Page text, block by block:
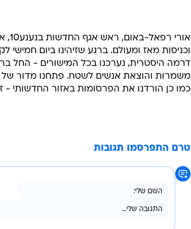
וכניסות מאז ומעולם. ברגע שזיהינו ביום
דרמה היסטרית, נערכנו בכל המישורים - החל
משמרות והוצאת אנשים לשטח. פתחנו מדור של
כמו כן הורדנו את הפרסומות באזור החדשותי
טרם התפרסמו תגובות